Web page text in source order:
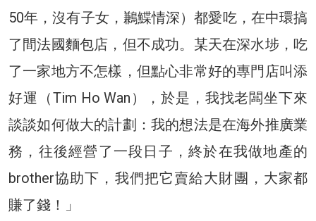
50年，沒有子女，鶼鰈情深）都愛吃，在中環搞
了間法國麵包店，但不成功。某天在深水埗，吃
了一家地方不怎樣，但點心非常好的專門店叫添
好運（Tim Ho Wan），於是，我找老闆坐下來
談談如何做大的計劃：我的想法是在海外推廣業
務，往後經營了一段日子，終於在我做地產的
brother協助下，我們把它賣給大財團，大家都
賺了錢！」